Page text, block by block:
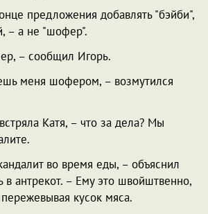
предложения добавлять "бэйби",
– а не "шофер".
– сообщил Игорь.
меня шофером, – возмутился
Катя, – что за дела? Мы
во время еды, – объяснил
в антрекот. – Ему это швойштвенно,
кусок мяса.